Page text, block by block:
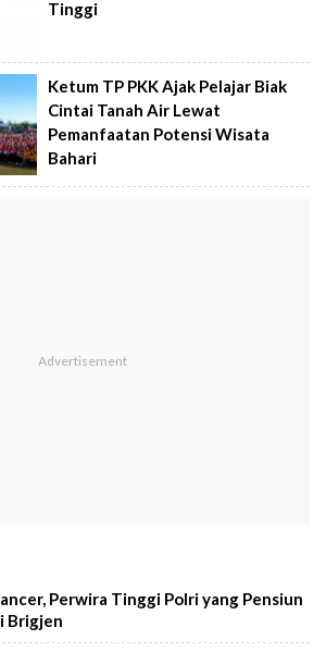
Tinggi
Ketum TP PKK Ajak Pelajar Biak
Cintai Tanah Air Lewat
Pemanfaatan Potensi Wisata
Bahari
Perwira Tinggi Polri yang Pensiun
Brigjen